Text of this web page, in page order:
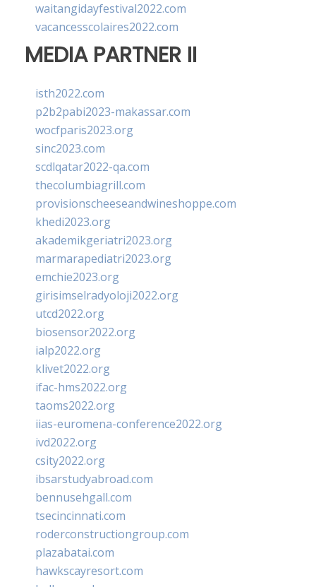
waitangidayfestival2022.com
vacancesscolaires2022.com
MEDIA PARTNER II
isth2022.com
p2b2pabi2023-makassar.com
wocfparis2023.org
sinc2023.com
scdlqatar2022-qa.com
thecolumbiagrill.com
provisionscheeseandwineshoppe.com
khedi2023.org
akademikgeriatri2023.org
marmarapediatri2023.org
emchie2023.org
girisimselradyoloji2022.org
utcd2022.org
biosensor2022.org
ialp2022.org
klivet2022.org
ifac-hms2022.org
taoms2022.org
iias-euromena-conference2022.org
ivd2022.org
csity2022.org
ibsarstudyabroad.com
bennusehgall.com
tsecincinnati.com
roderconstructiongroup.com
plazabatai.com
hawkscayresort.com